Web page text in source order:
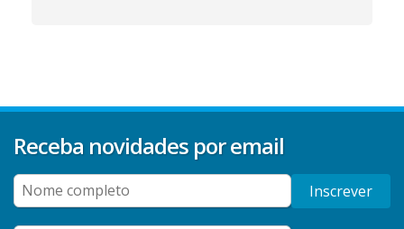
Receba novidades por email
Inscrever